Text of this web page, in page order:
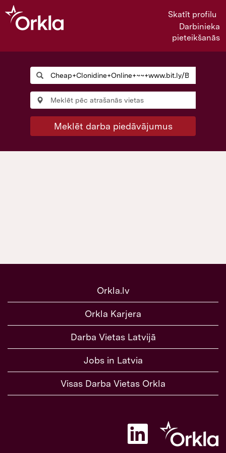
Skatīt profilu
Darbinieka
pieteikšanās
Meklēt darba piedāvājumus
Orkla.lv
Orkla Karjera
Darba Vietas Latvijā
Jobs in Latvia
Visas Darba Vietas Orkla
A
v